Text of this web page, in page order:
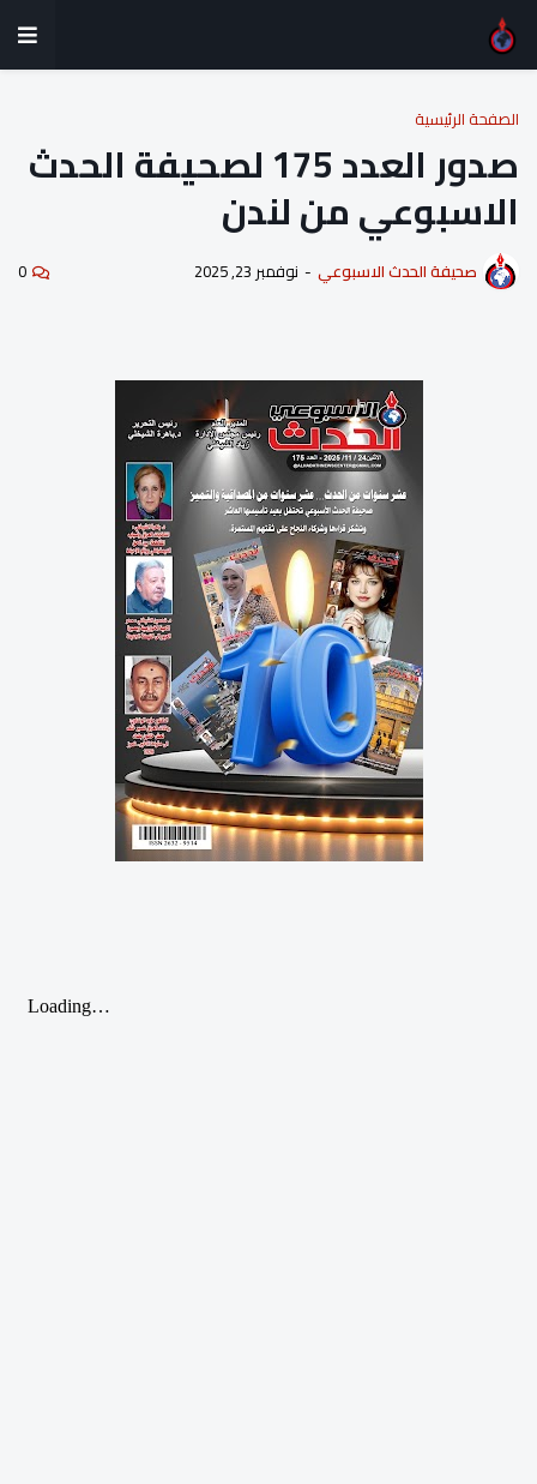
الصفحة الرئيسية
صدور العدد 175 لصحيفة الحدث
الاسبوعي من لندن
صحيفة الحدث الاسبوعي - نوفمبر 23, 2025 0